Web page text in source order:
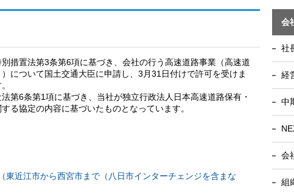
措置法第3条第6項に基づき、会社の行う高速道路事業（高速道
について国土交通大臣に申請し、3月31日付けで許可を受けま
第6条第1項に基づき、当社が独立行政法人日本高速道路保有・
る協定の内容に基づいたものとなっています。
東近江市から西宮市まで（八日市インターチェンジを含まな
会
社
経
中
会
組